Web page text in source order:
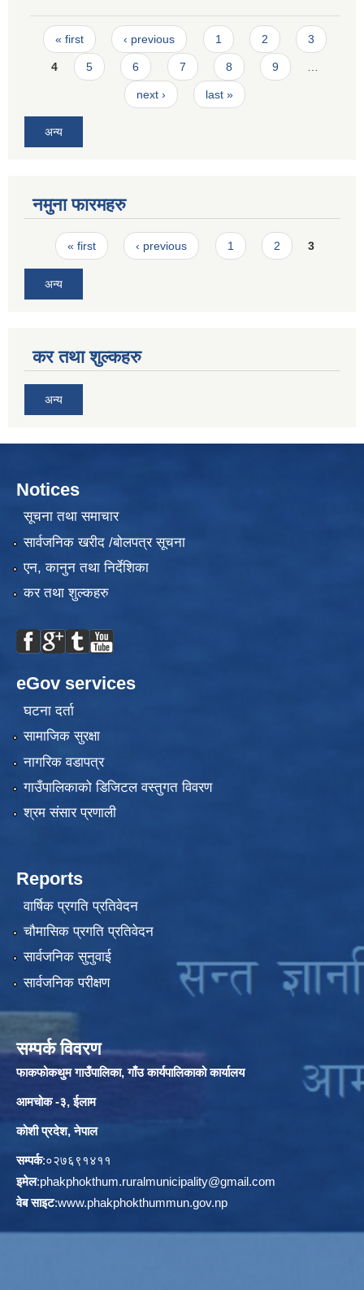
Pages
« first ‹ previous 1 2 3
4 5 6 7 8 9
next › last »
अन्य
नमुना फारमहरु
Pages
« first ‹ previous 1 2 3
अन्य
कर तथा शुल्कहरु
अन्य
Notices
सूचना तथा समाचार
सार्वजनिक खरीद /बोलपत्र सूचना
एन, कानुन तथा निर्देशिका
कर तथा शुल्कहरु
eGov services
घटना दर्ता
सामाजिक सुरक्षा
नागरिक वडापत्र
गाउँपालिकाको डिजिटल वस्तुगत विवरण
श्रम संसार प्रणाली
Reports
वार्षिक प्रगति प्रतिवेदन
चौमासिक प्रगति प्रतिवेदन
सार्वजनिक सुनुवाई
सार्वजनिक परीक्षण
सम्पर्क विवरण
फाकफोकथुम गाउँपालिका, गाँउ कार्यपालिकाको कार्यालय
आमचोक -३, ईलाम
कोशी प्रदेश, नेपाल
सम्पर्क:०२७६९१४११
इमेल:phakphokthum.ruralmunicipality@gmail.com
वेब साइट:www.phakphokthummun.gov.np